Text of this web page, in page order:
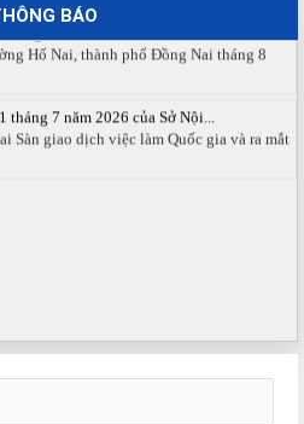
BÁO
8 năm 2026
Hố Nai, thành phố Đồng Nai tháng 8
giao dịch việc làm Quốc gia và ra mắt